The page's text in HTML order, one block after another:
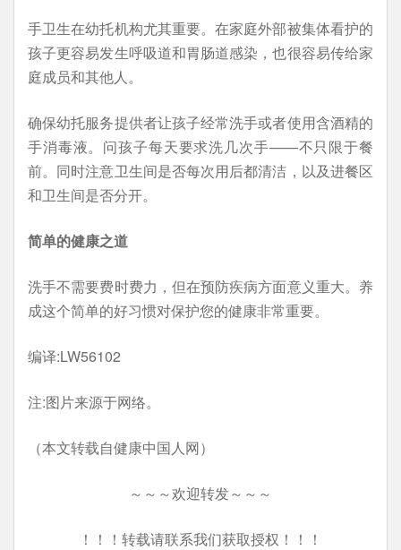
手卫生在幼托机构尤其重要。在家庭外部被集体看护的
孩子更容易发生呼吸道和胃肠道感染，也很容易传给家
庭成员和其他人。
确保幼托服务提供者让孩子经常洗手或者使用含酒精的
手消毒液。问孩子每天要求洗几次手——不只限于餐
前。同时注意卫生间是否每次用后都清洁，以及进餐区
和卫生间是否分开。
简单的健康之道
洗手不需要费时费力，但在预防疾病方面意义重大。养
成这个简单的好习惯对保护您的健康非常重要。
编译:LW56102
注:图片来源于网络。
（本文转载自健康中国人网）
～～～欢迎转发～～～
！！！转载请联系我们获取授权！！！